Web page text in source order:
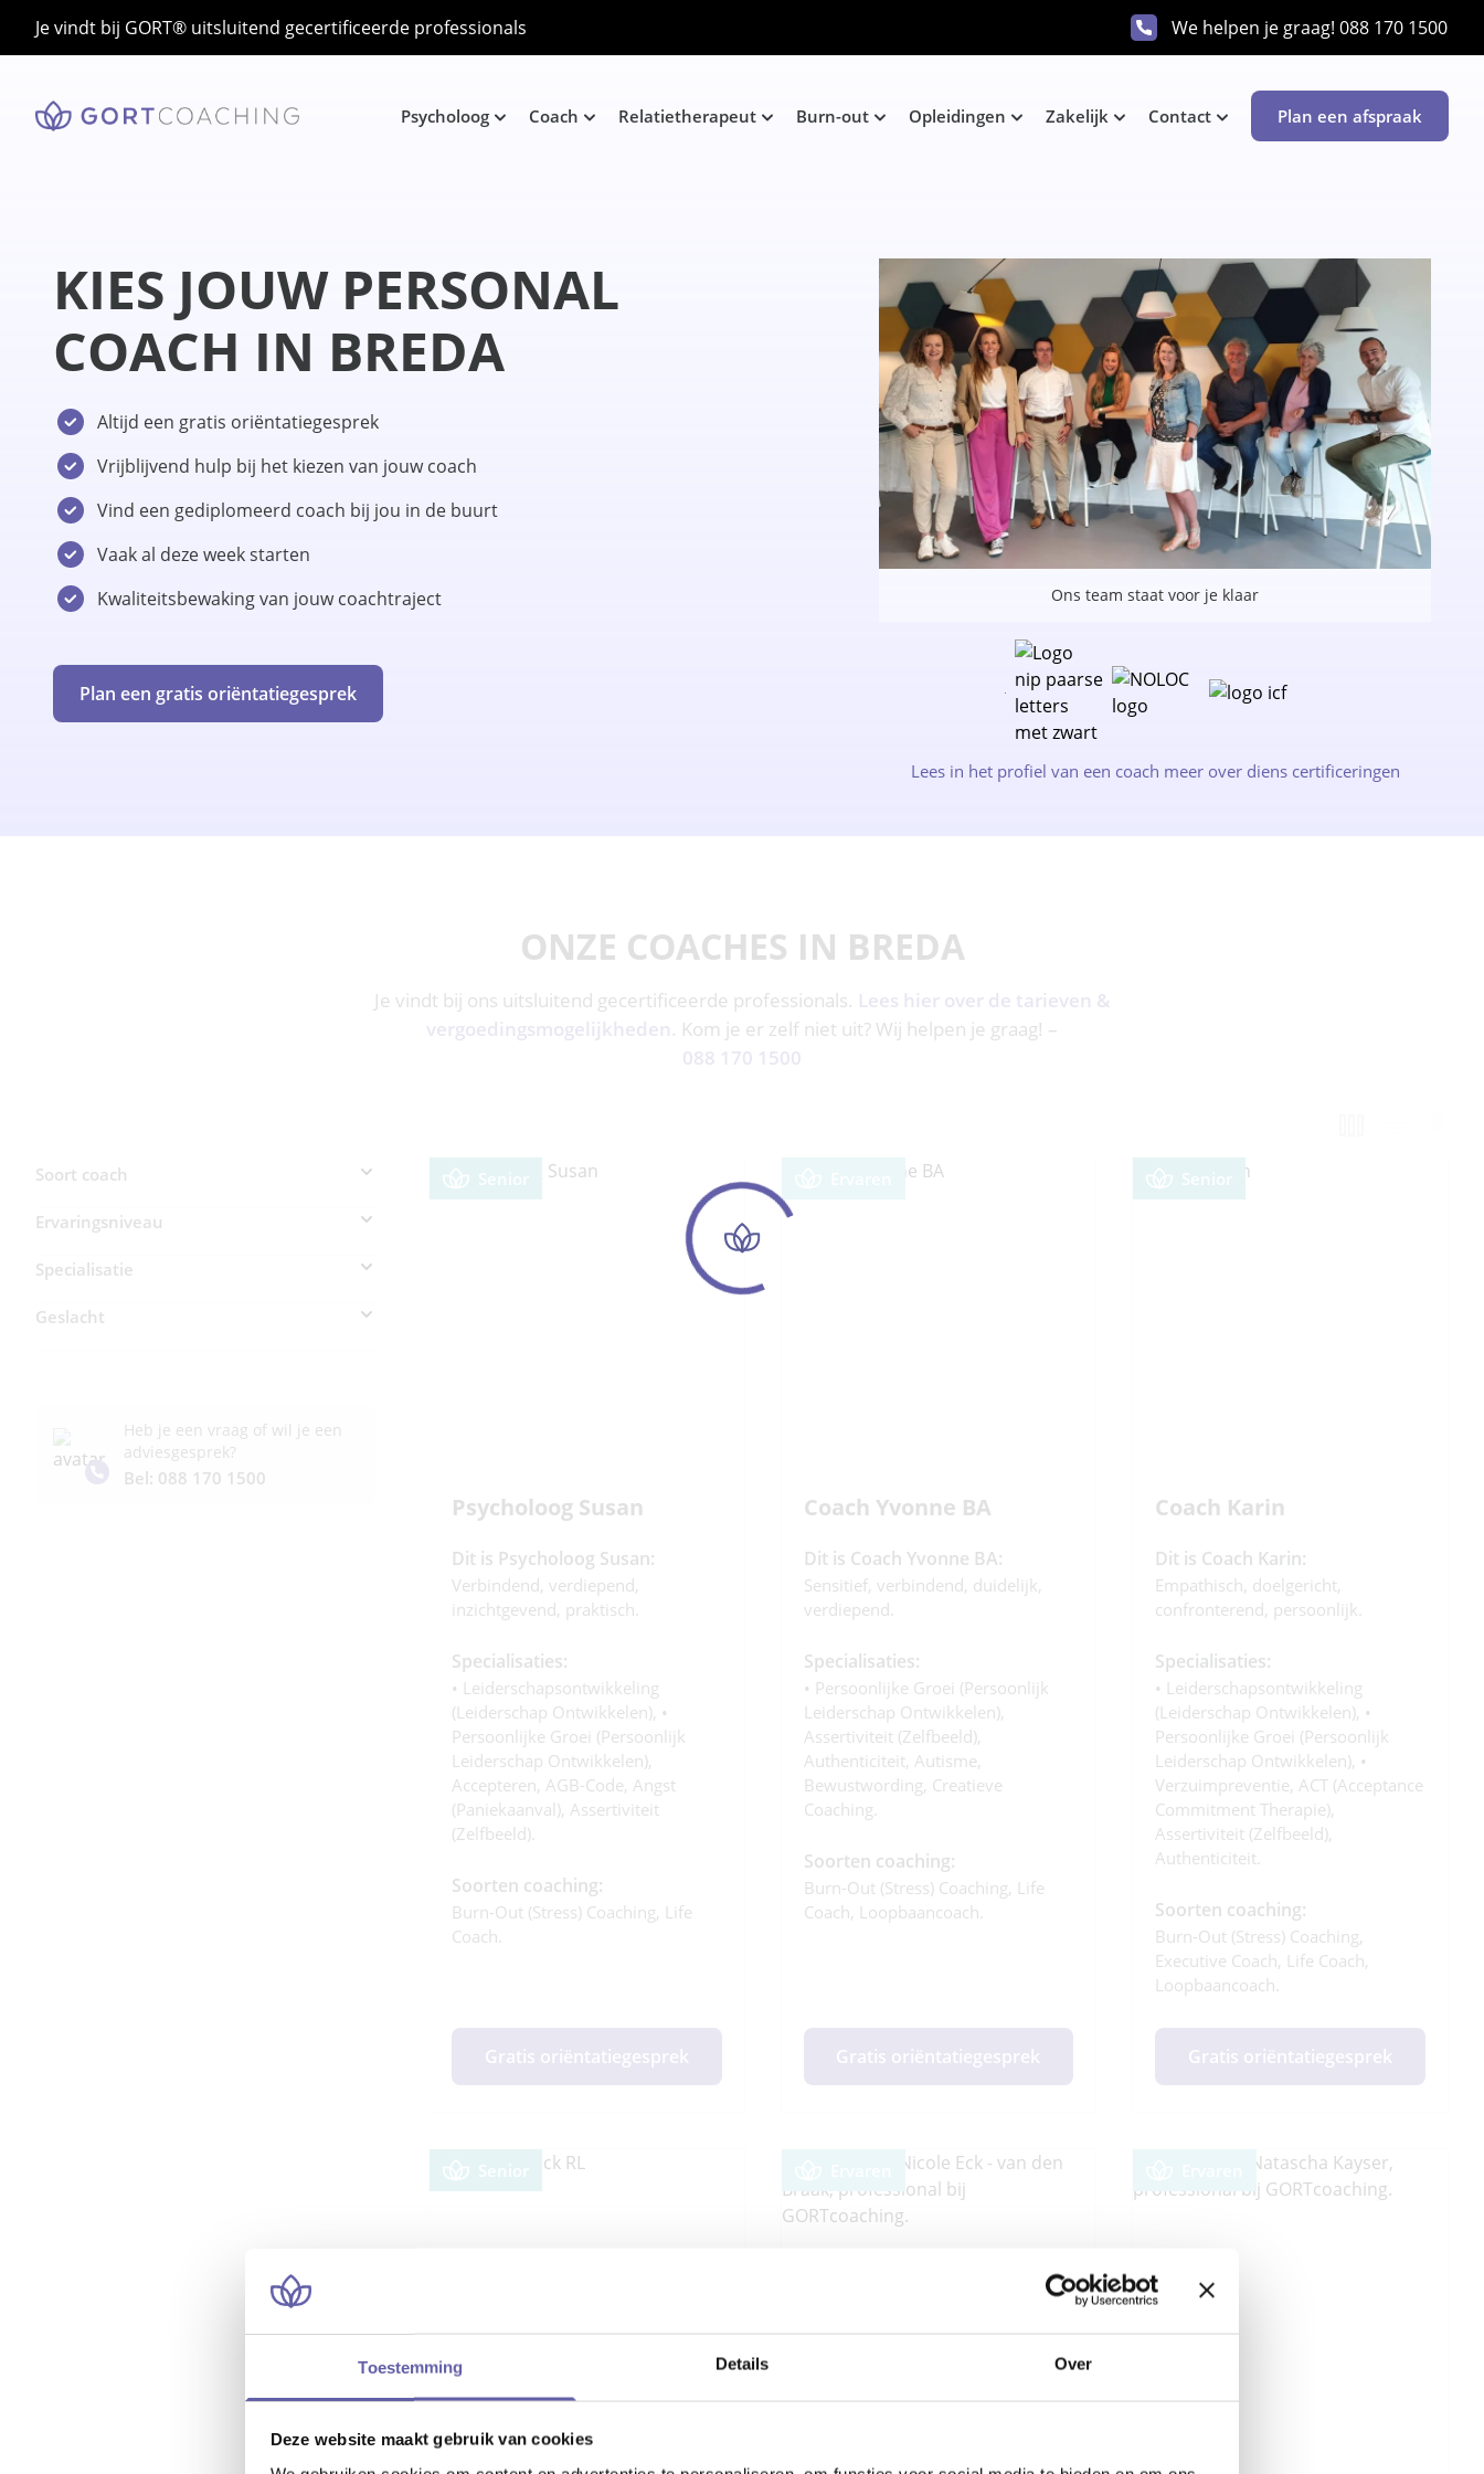
Toestemming Details Over
Deze website maakt gebruik van cookies
Je vindt bij GORT® uitsluitend gecertificeerde professionals We helpen je graag! 088 170 1500
Psycholoog Coach Relatietherapeut Burn-out Opleidingen Zakelijk Contact Plan een afspraak
KIES JOUW PERSONAL
COACH IN BREDA
Altijd een gratis oriëntatiegesprek
Vrijblijvend hulp bij het kiezen van jouw coach
Vind een gediplomeerd coach bij jou in de buurt
Vaak al deze week starten
Kwaliteitsbewaking van jouw coachtraject
Plan een gratis oriëntatiegesprek
Ons team staat voor je klaar
Lees in het profiel van een coach meer over diens certificeringen
ONZE COACHES IN BREDA
Je vindt bij ons uitsluitend gecertificeerde professionals. Lees hier over de tarieven &
vergoedingsmogelijkheden. Kom je er zelf niet uit? Wij helpen je graag! –
088 170 1500
Soort coach
Ervaringsniveau
Specialisatie
Geslacht
Heb je een vraag of wil je een
adviesgesprek?
Bel: 088 170 1500
Senior
Psycholoog Susan
Dit is Psycholoog Susan:
Verbindend, verdiepend,
inzichtgevend, praktisch.
Specialisaties:
• Leiderschapsontwikkeling
(leiderschap Ontwikkelen), •
Persoonlijke Groei (persoonlijk
Leiderschap Ontwikkelen),
Accepteren, AGB-Code, Angst
(paniekaanval), Assertiviteit
(zelfbeeld).
Soorten coaching:
Burn-Out (stress) Coaching, Life
Coach.
Gratis oriëntatiegesprek
Coach Yvonne BA
Dit is Coach Yvonne BA:
Sensitief, verbindend, duidelijk,
verdiepend.
Specialisaties:
• Persoonlijke Groei (persoonlijk
Leiderschap Ontwikkelen),
Assertiviteit (zelfbeeld),
Authenticiteit, Autisme,
Bewustwording, Creatieve
Coaching.
Soorten coaching:
Burn-Out (stress) Coaching, Life
Coach, Loopbaancoach.
Gratis oriëntatiegesprek
Senior
Coach Karin
Dit is Coach Karin:
Empathisch, doelgericht,
confronterend, persoonlijk.
Specialisaties:
• Leiderschapsontwikkeling
(leiderschap Ontwikkelen), •
Persoonlijke Groei (persoonlijk
Leiderschap Ontwikkelen), •
Verzuimpreventie, ACT (Acceptance
Commitment Therapie),
Assertiviteit (zelfbeeld),
Authenticiteit.
Soorten coaching:
Burn-Out (stress) Coaching,
Executive Coach, Life Coach,
Loopbaancoach.
Gratis oriëntatiegesprek
Senior